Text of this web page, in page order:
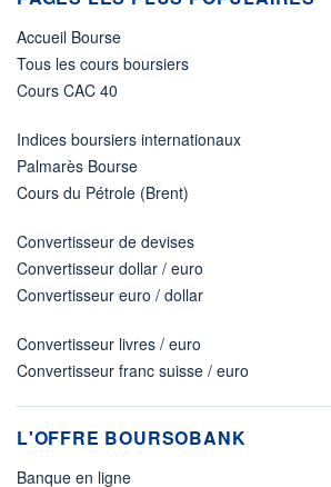
Accueil Bourse
Tous les cours boursiers
Cours CAC 40
Indices boursiers internationaux
Palmarès Bourse
Cours du Pétrole (Brent)
Convertisseur de devises
Convertisseur dollar / euro
Convertisseur euro / dollar
Convertisseur livres / euro
Convertisseur franc suisse / euro
L'OFFRE BOURSOBANK
Banque en ligne